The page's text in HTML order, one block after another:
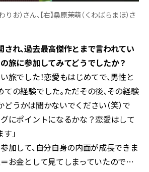
りお）さん、【右】桑原茉萌（くわばらまほ）さ
れ、過去最高傑作とまで言われてい
旅に参加してみてどうでしたか？
旅でした！恋愛もはじめてで、男性と
の経験でした。ただその後、その経験
うかは聞かないでください（笑）で
にポイントになるかな？恋愛はして
」
加して、自分自身の内面が成長できま
＝お金として見てしまっていたので…